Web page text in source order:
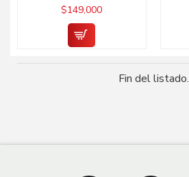
$149,000
Fin del listado.